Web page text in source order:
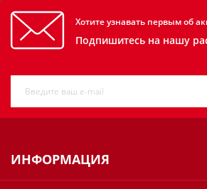
Хотите узнавать первым об
Подпишитесь на нашу
ИНФОРМАЦИЯ